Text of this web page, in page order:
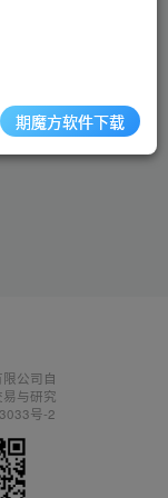
公司自
与研究
号-2
期魔方软件下载